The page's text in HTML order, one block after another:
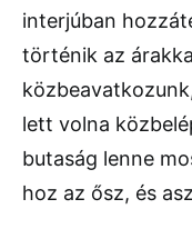
interjúban
történik az
lett volna
butaság lenne
hoz az ősz, és